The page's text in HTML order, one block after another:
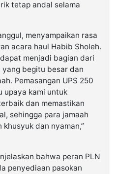
tetap andal selama
menyampaikan rasa
acara haul Habib Sholeh.
menjadi bagian dari
begitu besar dan
Pemasangan UPS 250
upaya kami untuk
dan memastikan
sehingga para jamaah
dan nyaman,”
bahwa peran PLN
penyediaan pasokan